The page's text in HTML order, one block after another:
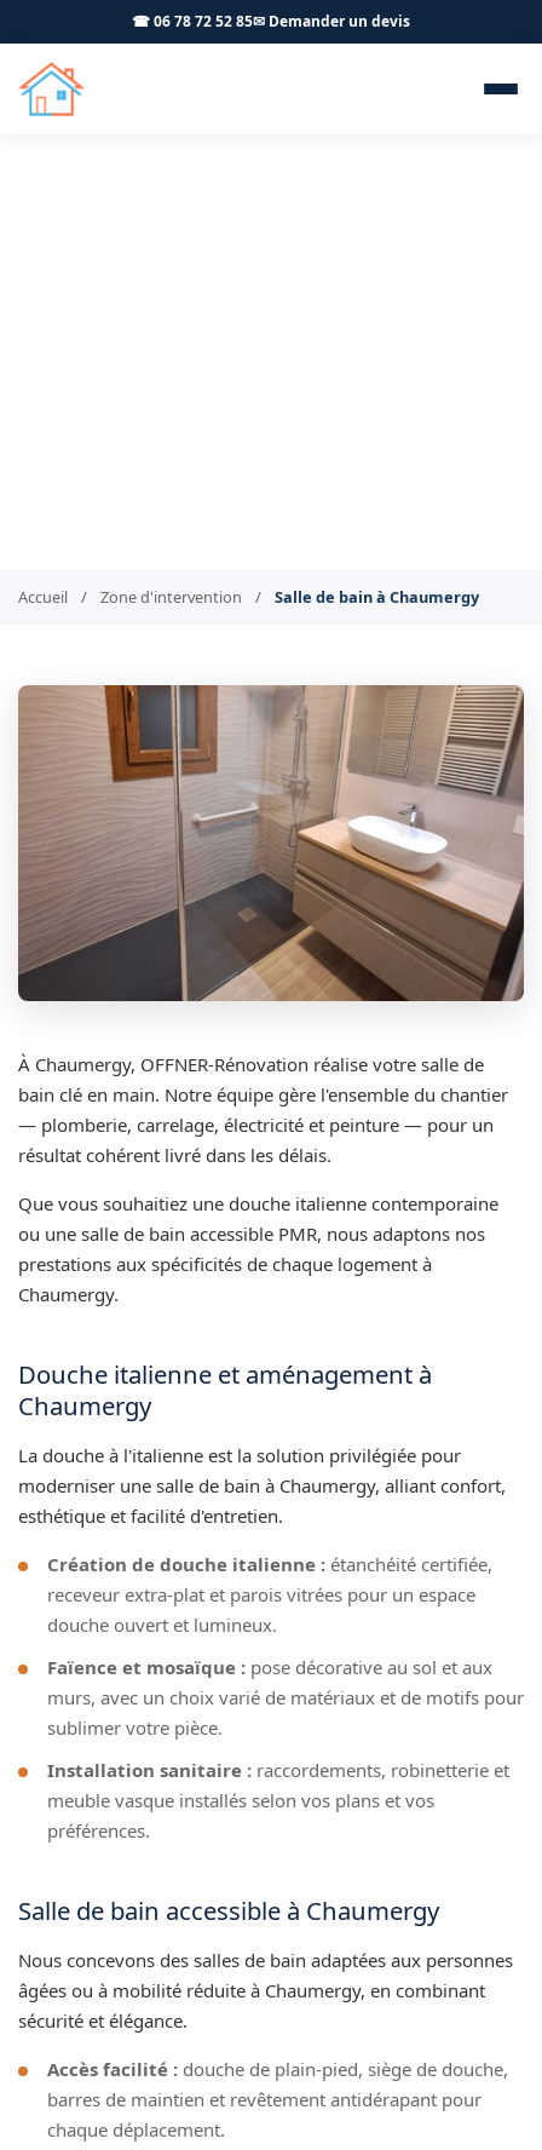
☎ 06 78 72 52 85✉ Demander un devis
Accueil / Zone d'intervention / Salle de bain à Chaumergy
À Chaumergy, OFFNER-Rénovation réalise votre salle de
bain clé en main. Notre équipe gère l'ensemble du chantier
— plomberie, carrelage, électricité et peinture — pour un
résultat cohérent livré dans les délais.
Que vous souhaitiez une douche italienne contemporaine
ou une salle de bain accessible PMR, nous adaptons nos
prestations aux spécificités de chaque logement à
Chaumergy.
Douche italienne et aménagement à
Chaumergy
La douche à l'italienne est la solution privilégiée pour
moderniser une salle de bain à Chaumergy, alliant confort,
esthétique et facilité d'entretien.
Création de douche italienne : étanchéité certifiée,
receveur extra-plat et parois vitrées pour un espace
douche ouvert et lumineux.
Faïence et mosaïque : pose décorative au sol et aux
murs, avec un choix varié de matériaux et de motifs pour
sublimer votre pièce.
Installation sanitaire : raccordements, robinetterie et
meuble vasque installés selon vos plans et vos
préférences.
Salle de bain accessible à Chaumergy
Nous concevons des salles de bain adaptées aux personnes
âgées ou à mobilité réduite à Chaumergy, en combinant
sécurité et élégance.
Accès facilité : douche de plain-pied, siège de douche,
barres de maintien et revêtement antidérapant pour
chaque déplacement.